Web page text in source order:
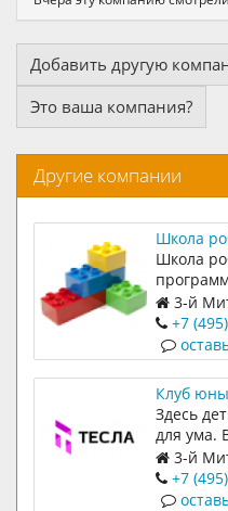
Добавить другую
Это ваша компания?
Другие компании
Школа
Школа
3-й
+7
Клуб
Здесь
для ума.
3-й
+7